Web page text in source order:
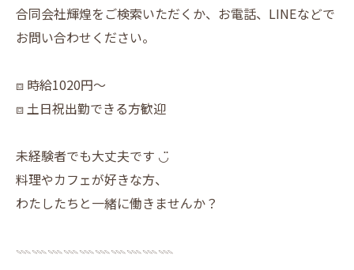
合同会社輝煌をご検索いただくか、お電話、LINEなどで
お問い合わせください。
⧈ 時給1020円〜
⧈ 土日祝出勤できる方歓迎
未経験者でも大丈夫です ◡̈
料理やカフェが好きな方、
わたしたちと一緒に働きませんか？
𓇠𓇠𓇠𓇠𓇠𓇠𓇠𓇠𓇠𓇠